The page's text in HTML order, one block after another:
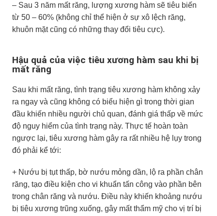
– Sau 3 năm mất răng, lượng xương hàm sẽ tiêu biến
từ 50 – 60% (không chỉ thể hiện ở sự xô lệch răng,
khuôn mặt cũng có những thay đổi tiêu cực).
Hậu quả của việc tiêu xương hàm sau khi bị
mất răng
Sau khi mất răng, tình trạng tiêu xương hàm không xảy
ra ngay và cũng không có biểu hiện gì trong thời gian
đầu khiến nhiều người chủ quan, đánh giá thấp về mức
độ nguy hiểm của tình trạng này. Thực tế hoàn toàn
ngược lại, tiêu xương hàm gây ra rất nhiều hệ lụy trong
đó phải kể tới:
+ Nướu bị tụt thấp, bờ nướu mỏng dần, lộ ra phần chân
răng, tạo điều kiện cho vi khuẩn tấn công vào phần bên
trong chân răng và nướu. Điều này khiến khoảng nướu
bị tiêu xương trũng xuống, gây mất thẩm mỹ cho vị trí bị